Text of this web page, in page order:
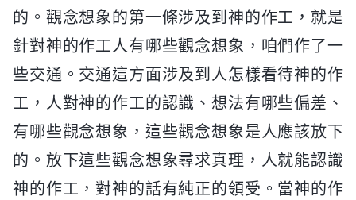
的。觀念想象的第一條涉及到神的作工，就是
針對神的作工人有哪些觀念想象，咱們作了一
些交通。交通這方面涉及到人怎樣看待神的作
工，人對神的作工的認識、想法有哪些偏差、
有哪些觀念想象，這些觀念想象是人應該放下
的。放下這些觀念想象尋求真理，人就能認識
神的作工，對神的話有純正的領受。當神的作